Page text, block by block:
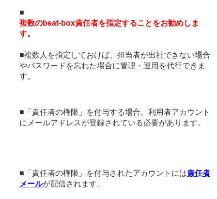
■
複数のbeat-box責任者を指定することをお勧めしま
す。
■複数人を指定しておけば、担当者が出社できない場合
やパスワードを忘れた場合に管理・運用を代行できま
す。
■「責任者の権限」を付与する場合、利用者アカウント
にメールアドレスが登録されている必要があります。
■「責任者の権限」を付与されたアカウントには責任者
メールが配信されます。